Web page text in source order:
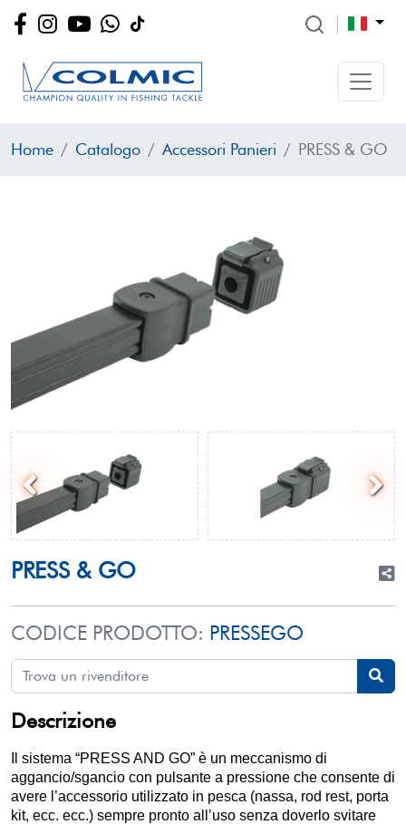
Home Catalogo Accessori Panieri PRESS & GO
PRESS & GO
CODICE PRODOTTO: PRESSEGO
Descrizione
Il sistema “PRESS AND GO” è un meccanismo di
aggancio/sgancio con pulsante a pressione che consente di
avere l’accessorio utilizzato in pesca (nassa, rod rest, porta
kit, ecc. ecc.) sempre pronto all’uso senza doverlo svitare